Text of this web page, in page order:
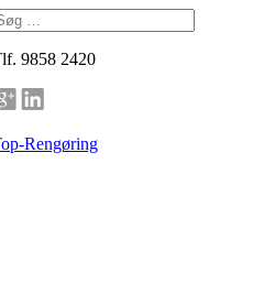
9858 2420
Rengøring